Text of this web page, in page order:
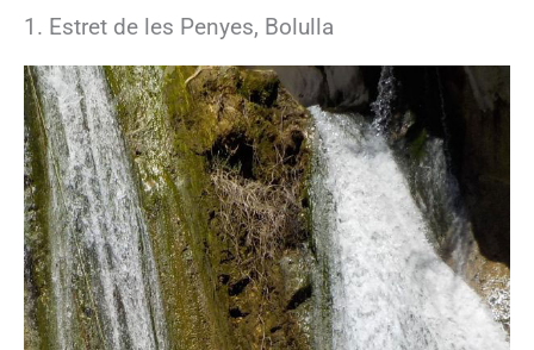
1. Estret de les Penyes, Bolulla